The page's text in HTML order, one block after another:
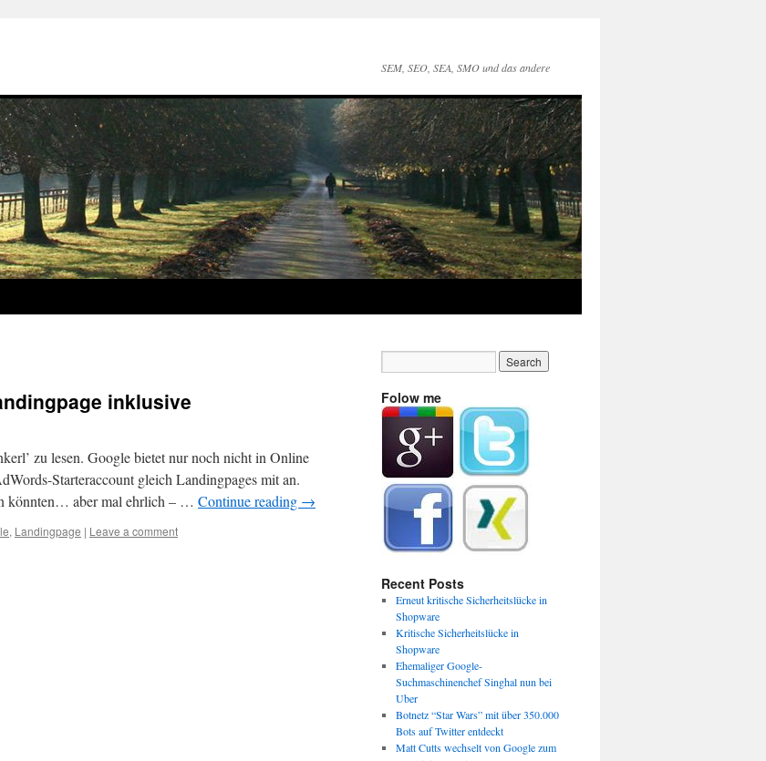
SEM, SEO, SEA, SMO und das andere
inklusive
zu lesen. Google bietet nur noch nicht in Online
Starteraccount gleich Landingpages mit an.
könnten… aber mal ehrlich – … Continue reading →
, Landingpage | Leave a comment
Folow me
Recent Posts
Erneut kritische Sicherheitslücke in
Shopware
Kritische Sicherheitslücke in
Shopware
Ehemaliger Google-
Suchmaschinenchef Singhal nun bei
Uber
Botnetz “Star Wars” mit über 350.000
Bots auf Twitter entdeckt
Matt Cutts wechselt von Google zum